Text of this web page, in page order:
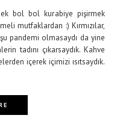
bol bol kurabiye pişirmek
mutfaklardan :) Kırmızılar,
şu pandemi olmasaydı da yine
tadını çıkarsaydık. Kahve
içerek içimizi ısıtsaydık.